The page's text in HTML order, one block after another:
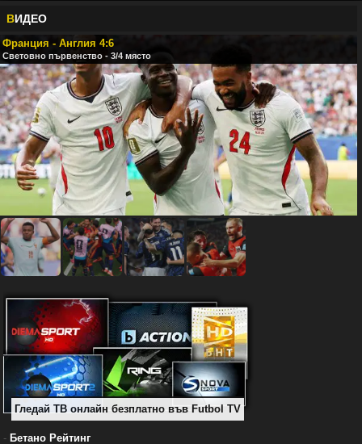
ВИДЕО
Франция - Англия 4:6
Световно първенство - 3/4 място
Гледай ТВ онлайн безплатно във Futbol TV
- Бетано Рейтинг